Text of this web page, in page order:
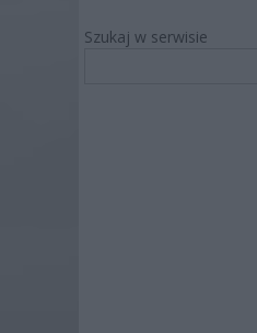
Szukaj w serwisie